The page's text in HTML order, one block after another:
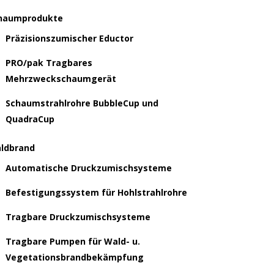
Präzisionszumischer Eductor
PRO/pak Tragbares
Mehrzweckschaumgerät
Schaumstrahlrohre BubbleCup und
QuadraCup
Automatische Druckzumischsysteme
Befestigungssystem für Hohlstrahlrohre
Tragbare Druckzumischsysteme
Tragbare Pumpen für Wald- u.
Vegetationsbrandbekämpfung